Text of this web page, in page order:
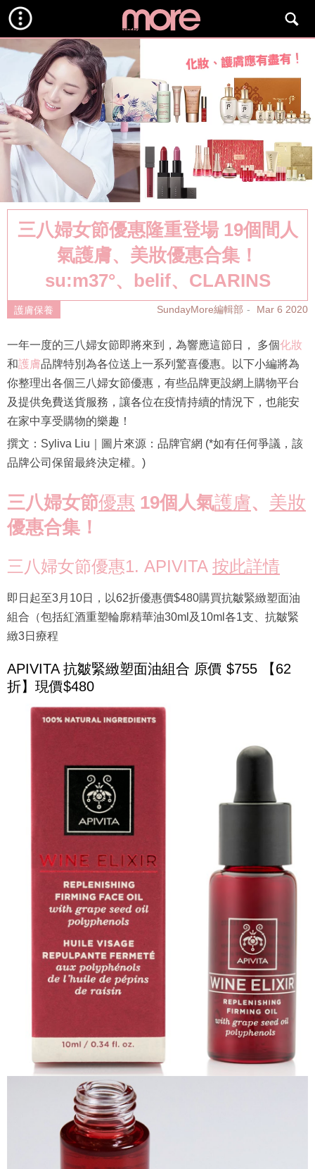
三八婦女節優惠隆重登場 19個間人
氣護膚、美妝優惠合集！
su:m37°、belif、CLARINS
護膚保養 SundayMore編輯部 Mar 6 2020
一年一度的三八婦女節即將來到，為響應這節日， 多個化妝
和護膚品牌特別為各位送上一系列驚喜優惠。以下小編將為
你整理出各個三八婦女節優惠，有些品牌更設網上購物平台
及提供免費送貨服務，讓各位在疫情持續的情況下，也能安
在家中享受購物的樂趣！
撰文：Syliva Liu｜圖片來源：品牌官網 (*如有任何爭議，該
品牌公司保留最終決定權。)
三八婦女節優惠 19個人氣護膚、 美妝
優惠合集！
三八婦女節優惠1. APIVITA 按此詳情
即日起至3月10日，以62折優惠價$480購買抗皺緊緻塑面油
組合（包括紅酒重塑輪廓精華油30ml及10ml各1支、抗皺緊
緻3日療程
APIVITA 抗皺緊緻塑面油組合 原價 $755 【62
折】現價$480